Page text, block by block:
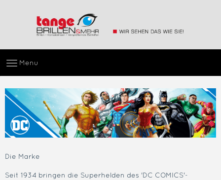
Menu
Die Marke
Seit 1934 bringen die Superhelden des 'DC COMICS'-